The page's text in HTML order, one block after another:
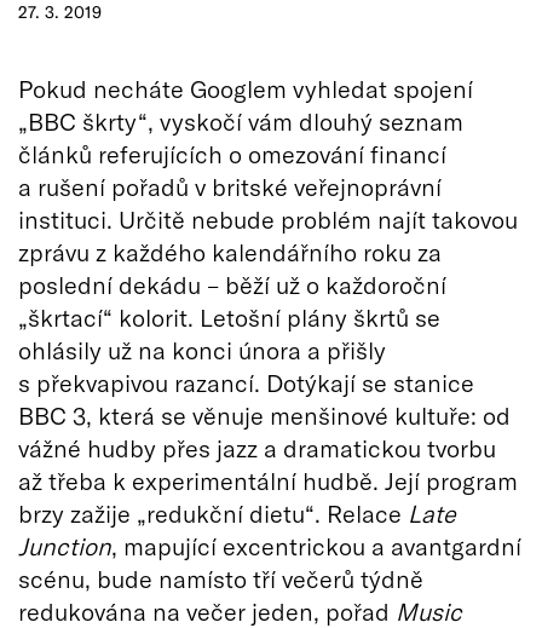
27. 3. 2019
Pokud necháte Googlem vyhledat spojení
„BBC škrty“, vyskočí vám dlouhý seznam
článků referujících o omezování financí
a rušení pořadů v britské veřejnoprávní
instituci. Určitě nebude problém najít takovou
zprávu z každého kalendářního roku za
poslední dekádu – běží už o každoroční
„škrtací“ kolorit. Letošní plány škrtů se
ohlásily už na konci února a přišly
s překvapivou razancí. Dotýkají se stanice
BBC 3, která se věnuje menšinové kultuře: od
vážné hudby přes jazz a dramatickou tvorbu
až třeba k experimentální hudbě. Její program
brzy zažije „redukční dietu“. Relace Late
Junction, mapující excentrickou a avantgardní
scénu, bude namísto tří večerů týdně
redukována na večer jeden, pořad Music